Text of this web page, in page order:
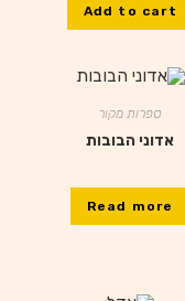
Add to cart
ספרות מקור
אדוני הבובות
Read more